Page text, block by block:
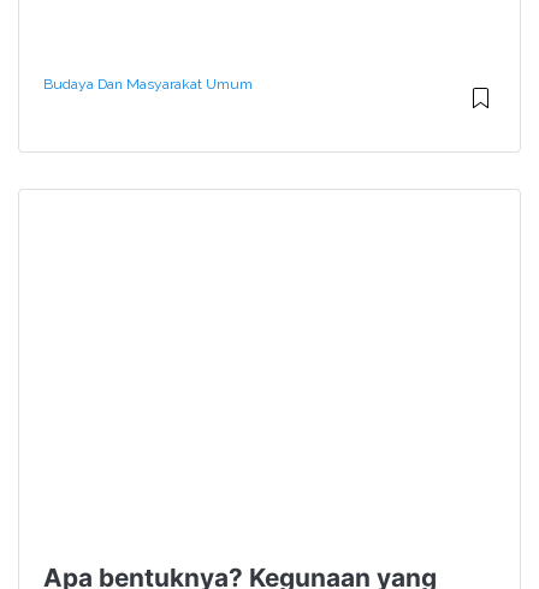
Budaya Dan Masyarakat Umum
Apa bentuknya? Kegunaan yang